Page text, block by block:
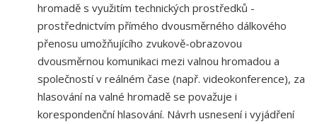
hromadě s využitím technických prostředků -
prostřednictvím přímého dvousměrného dálkového
přenosu umožňujícího zvukově-obrazovou
dvousměrnou komunikaci mezi valnou hromadou a
společností v reálném čase (např. videokonference), za
hlasování na valné hromadě se považuje i
korespondenční hlasování. Návrh usnesení i vyjádření